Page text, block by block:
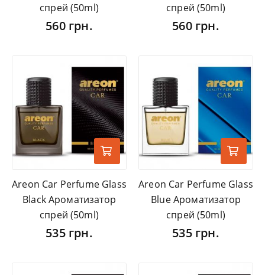
спрей (50ml)
560 грн.
спрей (50ml)
560 грн.
Areon Car Perfume Glass
Black Ароматизатор
спрей (50ml)
535 грн.
Areon Car Perfume Glass
Blue Ароматизатор
спрей (50ml)
535 грн.